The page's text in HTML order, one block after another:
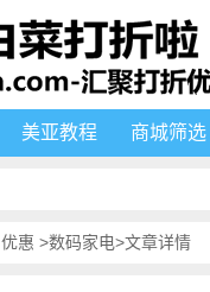
美亚教程 商城筛选
优惠 >数码家电>文章详情